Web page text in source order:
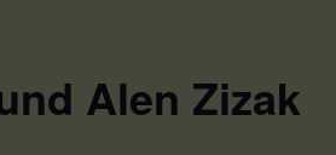
Alen Zizak